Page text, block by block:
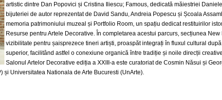
artistic dintre Dan Popovici și Cristina Iliescu; Famous, dedicată măiestriei
bijuteriei de autor reprezentat de David Sandu, Andreia Popescu și Școala
memoria patrimoniului muzeal și Portfolio Room, un spațiu dedicat restituirilor
Resurse pentru Artele Decorative. În completarea acestui parcurs, secțiunea New
vizibilitate pentru șaisprezece tineri artiști, proaspăt integrați în fluxul cultural
superior, facilitând astfel o conexiune organică între tradiție și noile direcții
Salonul Artelor Decorative ediția a XXIII-a este curatoriat de Cosmin Năsui și
Universitatea Nationala de Arte Bucuresti (UnArte).